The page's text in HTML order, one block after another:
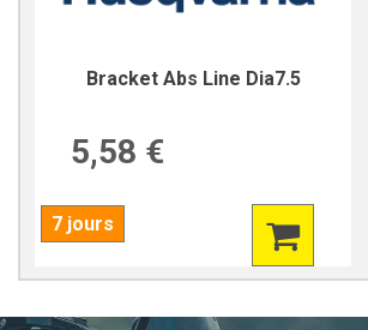
Bracket Abs Line Dia7.5
5,58 €
7 jours